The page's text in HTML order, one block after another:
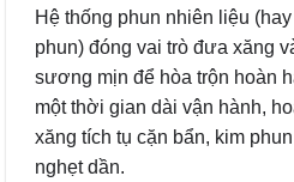
Hệ thống phun nhiên liệu
phun) đóng vai trò đưa xăng
sương mịn để hòa trộn hoàn
một thời gian dài vận hành,
xăng tích tụ cặn bẩn, kim
nghẹt dần.